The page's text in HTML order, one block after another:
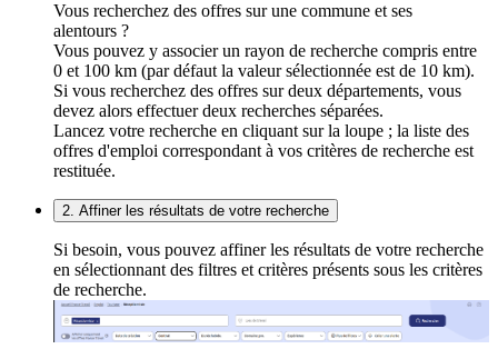
Vous recherchez des offres sur une commune et ses
alentours ?
Vous pouvez y associer un rayon de recherche compris entre
0 et 100 km (par défaut la valeur sélectionnée est de 10 km).
Si vous recherchez des offres sur deux départements, vous
devez alors effectuer deux recherches séparées.
Lancez votre recherche en cliquant sur la loupe ; la liste des
offres d'emploi correspondant à vos critères de recherche est
restituée.
2. Affiner les résultats de votre recherche
Si besoin, vous pouvez affiner les résultats de votre recherche
en sélectionnant des filtres et critères présents sous les critères
de recherche.